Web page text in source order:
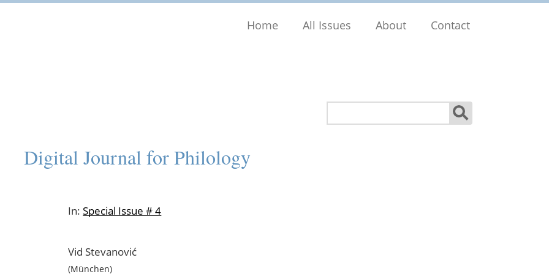
Home All Issues About Contact
Digital Journal for Philology
In: Special Issue # 4
Vid Stevanović
München